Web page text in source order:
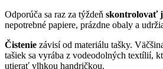
Odporúča sa raz za týždeň skontrolovať
nepotrebné papiere, prázdne obaly a
Čistenie závisí od materiálu tašky.
tašiek sa vyrába z vodeodolných textílií,
utierať vlhkou handričkou.